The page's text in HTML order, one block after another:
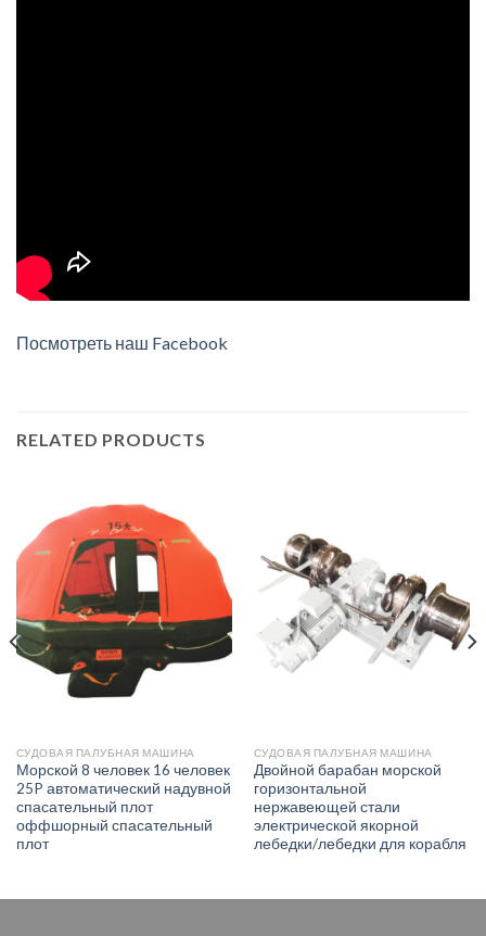
Посмотреть наш Facebook
RELATED PRODUCTS
СУДОВАЯ ПАЛУБНАЯ МАШИНА
Морской 8 человек 16 человек
25P автоматический надувной
спасательный плот
оффшорный спасательный
плот
СУДОВАЯ ПАЛУБНАЯ МАШИНА
Двойной барабан морской
горизонтальной
нержавеющей стали
электрической якорной
лебедки/лебедки для корабля